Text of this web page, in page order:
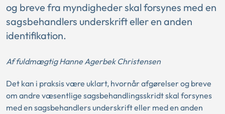
og breve fra myndigheder skal forsynes med en
sagsbehandlers underskrift eller en anden
identifikation.
Af fuldmægtig Hanne Agerbek Christensen
Det kan i praksis være uklart, hvornår afgørelser og breve
om andre væsentlige sagsbehandlingsskridt skal forsynes
med en sagsbehandlers underskrift eller med en anden